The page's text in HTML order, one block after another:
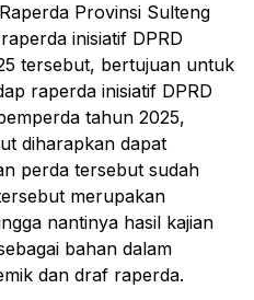
Provinsi Sulteng
inisiatif DPRD
tersebut, bertujuan untuk
raperda inisiatif DPRD
tahun 2025,
diharapkan dapat
perda tersebut sudah
merupakan
nantinya hasil kajian
bahan dalam
dan draf raperda.